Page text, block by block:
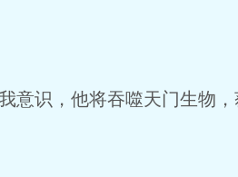
识，他将吞噬天门生物，